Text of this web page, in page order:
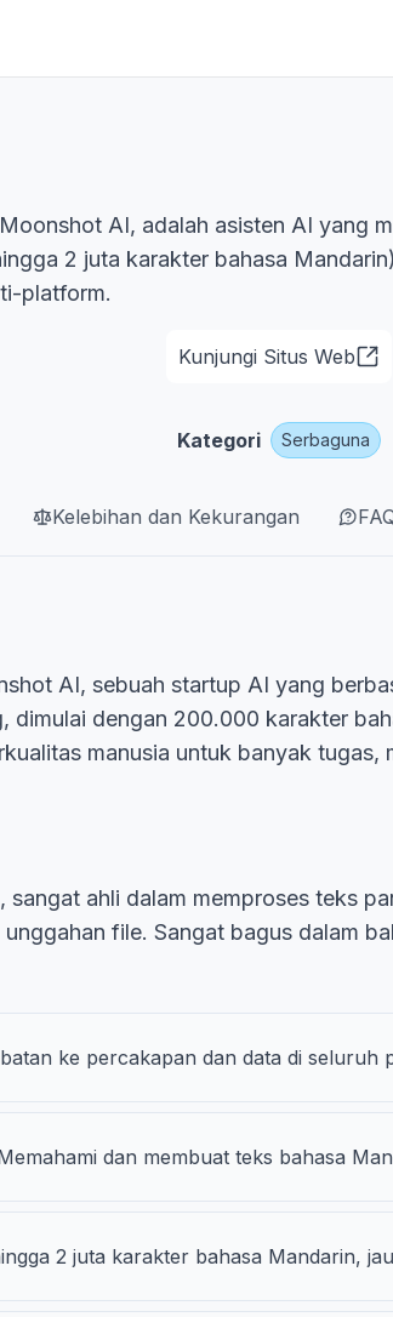
AI, adalah asisten AI yang
2 juta karakter bahasa
platform.
Kunjungi Situs Web
Kategori Serbaguna
Kelebihan dan Kekurangan
AI, sebuah startup AI yang
dimulai dengan 200.000 karakter
manusia untuk banyak
ahli dalam memproses teks
file. Sangat bagus dalam
ke percakapan dan data di seluruh
dan membuat teks bahasa
2 juta karakter bahasa Mandarin,